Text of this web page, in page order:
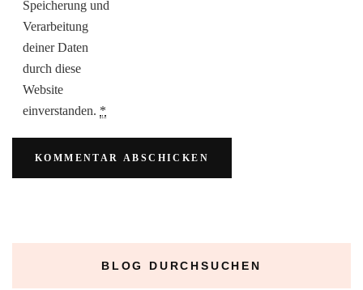
Speicherung und
Verarbeitung
deiner Daten
durch diese
Website
einverstanden. *
BLOG DURCHSUCHEN